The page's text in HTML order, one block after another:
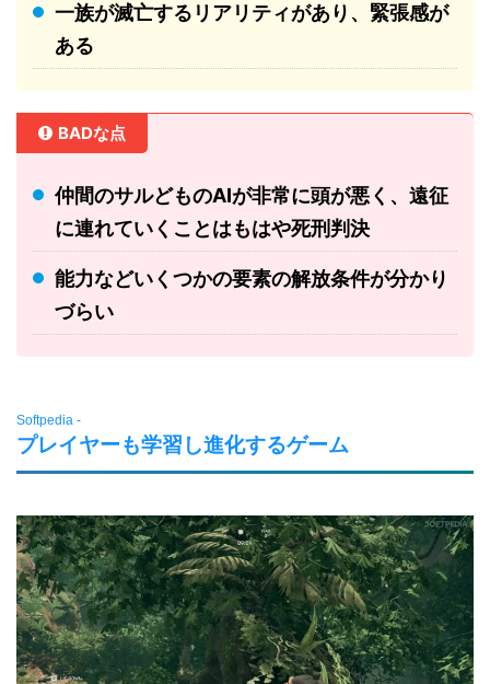
一族が滅亡するリアリティがあり、緊張感が
ある
BADな点
仲間のサルどものAIが非常に頭が悪く、遠征
に連れていくことはもはや死刑判決
能力などいくつかの要素の解放条件が分かり
づらい
Softpedia -
プレイヤーも学習し進化するゲーム